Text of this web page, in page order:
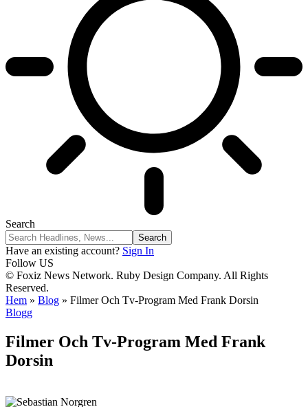
Search
Have an existing account? Sign In
Follow US
© Foxiz News Network. Ruby Design Company. All Rights
Reserved.
Hem » Blog » Filmer Och Tv-Program Med Frank Dorsin
Blogg
Filmer Och Tv-Program Med Frank
Dorsin